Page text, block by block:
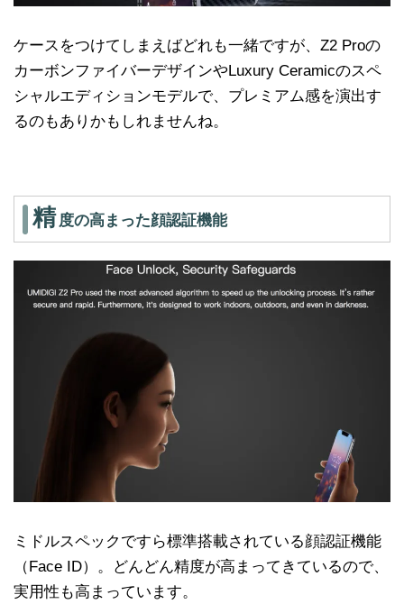
ケースをつけてしまえばどれも一緒ですが、Z2 Proの
カーボンファイバーデザインやLuxury Ceramicのスペ
シャルエディションモデルで、プレミアム感を演出す
るのもありかもしれませんね。
精 度の高まった顔認証機能
ミドルスペックですら標準搭載されている顔認証機能
（Face ID）。どんどん精度が高まってきているので、
実用性も高まっています。